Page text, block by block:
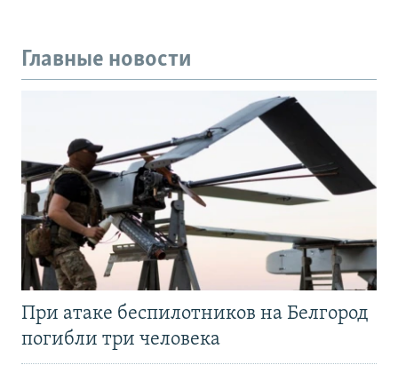
Главные новости
При атаке беспилотников на Белгород
погибли три человека